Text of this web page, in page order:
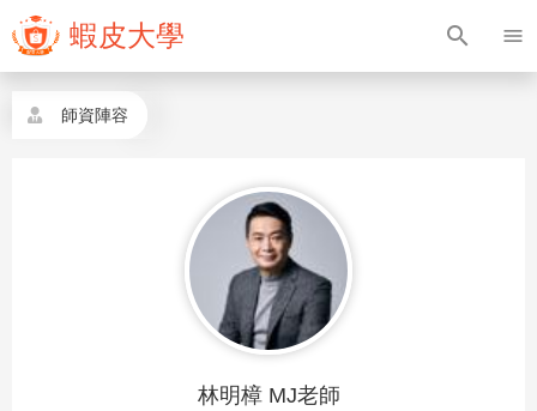
蝦皮大學 search menu
師資陣容
林明樟 MJ老師